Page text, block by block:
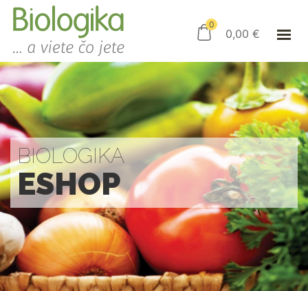
ESHOP
AKO NAKUPOVAŤ
KAMENNÝ OBCHOD
KONTAKT
0
0,00 €
PRIHLÁSENIE
BIOLOGIKA
ESHOP